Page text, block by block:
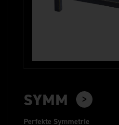
SYMM
Perfekte Symmetrie